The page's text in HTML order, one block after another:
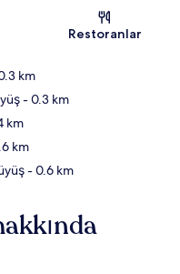
Restoranlar
km
- 0.3 km
km
km
- 0.6 km